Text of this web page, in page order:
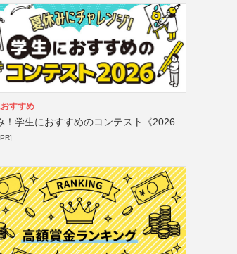
すすめ
！学生におすすめのコンテスト《2026